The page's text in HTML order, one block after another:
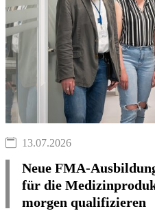
13.07.2026
Neue FMA-
für die
morgen qualifizieren